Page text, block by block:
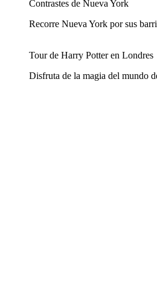
Contrastes de Nueva York
Recorre Nueva York por sus
Tour de Harry Potter en Londres
Disfruta de la magia del mundo